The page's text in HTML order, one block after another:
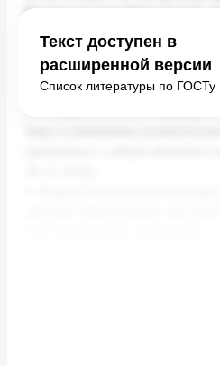
Текст доступен в
расширенной версии
Список литературы по ГОСТу